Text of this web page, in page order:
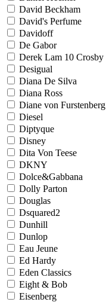
David Beckham
David's Perfume
Davidoff
De Gabor
Derek Lam 10 Crosby
Desigual
Diana De Silva
Diana Ross
Diane von Furstenberg
Diesel
Diptyque
Disney
Dita Von Teese
DKNY
Dolce&Gabbana
Dolly Parton
Douglas
Dsquared2
Dunhill
Dunlop
Eau Jeune
Ed Hardy
Eden Classics
Eight & Bob
Eisenberg